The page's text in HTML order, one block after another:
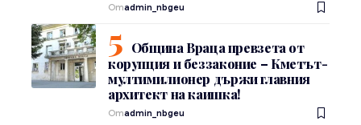
Отadmin_nbgeu
Община Враца превзета от
корупция и беззаконие – Кметът-
мултимилионер държи главния
архитект на каишка!
Отadmin_nbgeu